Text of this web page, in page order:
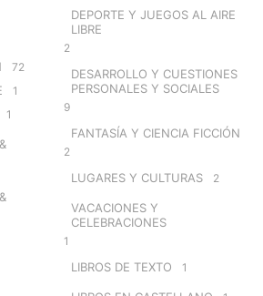
72
1
1
DEPORTE Y JUEGOS AL AIRE
LIBRE
2
DESARROLLO Y CUESTIONES
PERSONALES Y SOCIALES
9
FANTASÍA Y CIENCIA FICCIÓN
2
LUGARES Y CULTURAS 2
VACACIONES Y
CELEBRACIONES
1
LIBROS DE TEXTO 1